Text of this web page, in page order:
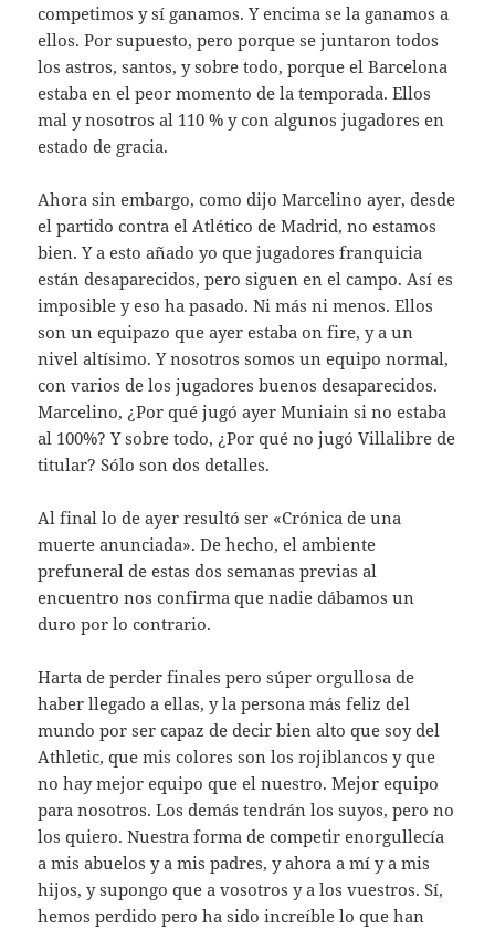
competimos y sí ganamos. Y encima se la ganamos a
ellos. Por supuesto, pero porque se juntaron todos
los astros, santos, y sobre todo, porque el Barcelona
estaba en el peor momento de la temporada. Ellos
mal y nosotros al 110 % y con algunos jugadores en
estado de gracia.
Ahora sin embargo, como dijo Marcelino ayer, desde
el partido contra el Atlético de Madrid, no estamos
bien. Y a esto añado yo que jugadores franquicia
están desaparecidos, pero siguen en el campo. Así es
imposible y eso ha pasado. Ni más ni menos. Ellos
son un equipazo que ayer estaba on fire, y a un
nivel altísimo. Y nosotros somos un equipo normal,
con varios de los jugadores buenos desaparecidos.
Marcelino, ¿Por qué jugó ayer Muniain si no estaba
al 100%? Y sobre todo, ¿Por qué no jugó Villalibre de
titular? Sólo son dos detalles.
Al final lo de ayer resultó ser «Crónica de una
muerte anunciada». De hecho, el ambiente
prefuneral de estas dos semanas previas al
encuentro nos confirma que nadie dábamos un
duro por lo contrario.
Harta de perder finales pero súper orgullosa de
haber llegado a ellas, y la persona más feliz del
mundo por ser capaz de decir bien alto que soy del
Athletic, que mis colores son los rojiblancos y que
no hay mejor equipo que el nuestro. Mejor equipo
para nosotros. Los demás tendrán los suyos, pero no
los quiero. Nuestra forma de competir enorgullecía
a mis abuelos y a mis padres, y ahora a mí y a mis
hijos, y supongo que a vosotros y a los vuestros. Sí,
hemos perdido pero ha sido increíble lo que han